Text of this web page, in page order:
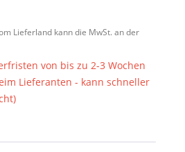
Lieferland kann die MwSt. an der
von bis zu 2-3 Wochen
Lieferanten - kann schneller